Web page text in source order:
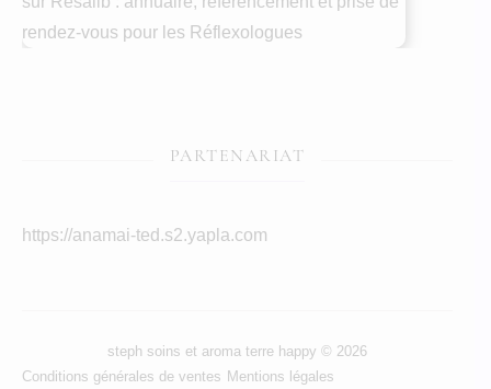
PARTENARIAT
https://anamai-ted.s2.yapla.com
steph soins et aroma terre happy © 2026
Conditions générales de ventes Mentions légales